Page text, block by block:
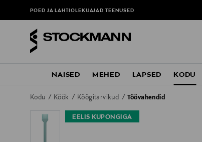
POED JA LAHTIOLEKUAJADTEENUSED
NAISED MEHED LAPSED KODU
Kodu Köök Köögitarvikud Töövahendid
EELIS KUPONGIGA